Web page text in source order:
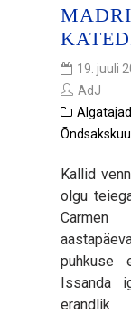
19. juuli
AdJ
Algatajad
Kallid
olgu
Carmen
Issanda
erandlik